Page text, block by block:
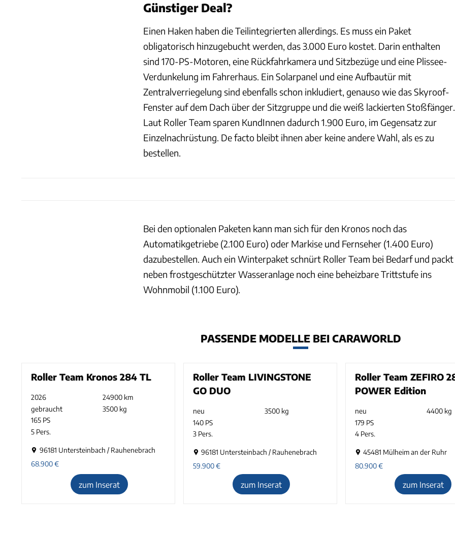
Günstiger Deal?
Einen Haken haben die Teilintegrierten allerdings. Es muss ein Paket
obligatorisch hinzugebucht werden, das 3.000 Euro kostet. Darin enthalten
sind 170-PS-Motoren, eine Rückfahrkamera und Sitzbezüge und eine Plissee-
Verdunkelung im Fahrerhaus. Ein Solarpanel und eine Aufbautür mit
Zentralverriegelung sind ebenfalls schon inkludiert, genauso wie das Skyroof-
Fenster auf dem Dach über der Sitzgruppe und die weiß lackierten Stoßfänger.
Laut Roller Team sparen KundInnen dadurch 1.900 Euro, im Gegensatz zur
Einzelnachrüstung. De facto bleibt ihnen aber keine andere Wahl, als es zu
bestellen.
Bei den optionalen Paketen kann man sich für den Kronos noch das
Automatikgetriebe (2.100 Euro) oder Markise und Fernseher (1.400 Euro)
dazubestellen. Auch ein Winterpaket schnürt Roller Team bei Bedarf und packt
neben frostgeschützter Wasseranlage noch eine beheizbare Trittstufe ins
Wohnmobil (1.100 Euro).
PASSENDE MODELLE BEI CARAWORLD
Roller Team Kronos 284 TL
2026
24900 km
gebraucht
3500 kg
165 PS
5 Pers.
96181 Untersteinbach / Rauhenebrach
68.900€
zum Inserat
Roller Team LIVINGSTONE
GO DUO
neu
3500 kg
140 PS
3 Pers.
96181 Untersteinbach / Rauhenebrach
59.900€
zum Inserat
Roller Team ZEFIRO
POWER Edition
neu
4400 kg
179 PS
4 Pers.
45481 Mülheim an der Ruhr
80.900€
zum Inserat